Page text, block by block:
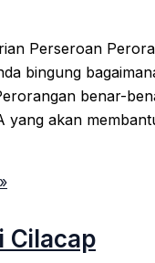
Perseroan
bingung
benar-
yang akan
Cilacap